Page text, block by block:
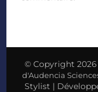
© Copyright 2026
d'Audencia
Stylist |